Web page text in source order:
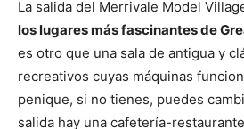
La salida del Merrivale Model
los lugares más fascinantes de
es otro que una sala de antigua y
recreativos cuyas máquinas
penique, si no tienes, puedes
salida hay una cafetería-